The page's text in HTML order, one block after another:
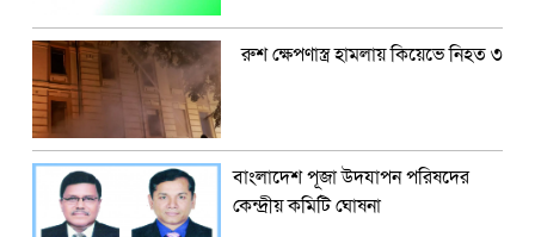
রুশ ক্ষেপণাস্ত্র হামলায় কিয়েভে নিহত ৩
বাংলাদেশ পূজা উদযাপন পরিষদের
কেন্দ্রীয় কমিটি ঘোষনা